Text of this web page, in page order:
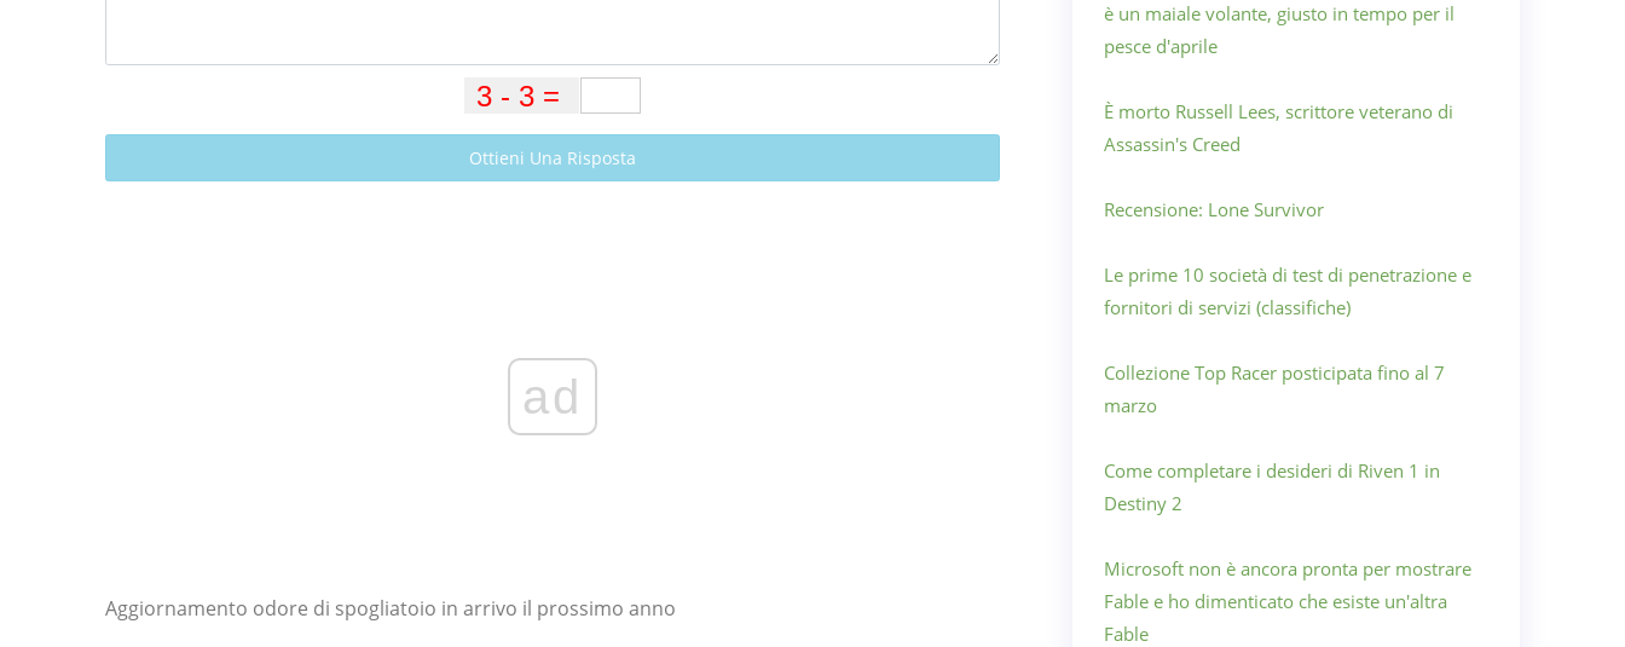
Ottieni Una Risposta
ad
Aggiornamento odore di spogliatoio in arrivo il prossimo anno
è un maiale volante, giusto in tempo per il
pesce d'aprile
È morto Russell Lees, scrittore veterano di
Assassin's Creed
Recensione: Lone Survivor
Le prime 10 società di test di penetrazione e
fornitori di servizi (classifiche)
Collezione Top Racer posticipata fino al 7
marzo
Come completare i desideri di Riven 1 in
Destiny 2
Microsoft non è ancora pronta per mostrare
Fable e ho dimenticato che esiste un'altra
Fable